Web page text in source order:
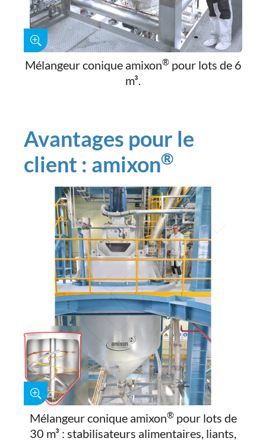
Mélangeur conique amixon®pour lots de 6
m³.
Avantages pour le
client : amixon®
Mélangeur conique amixon®pour lots de
30 m³ : stabilisateurs alimentaires, liants,